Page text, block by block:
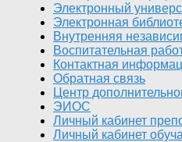
Электронный
Электронная
Внутренняя
Воспитательная
Контактная
Обратная связь
Центр
ЭИОС
Личный кабинет
Личный кабинет